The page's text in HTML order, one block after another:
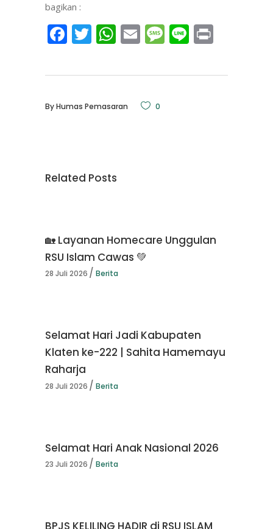
bagikan :
Facebook
Twitter
WhatsApp
EmailMessage
Line
ByHumas Pemasaran 0
Related Posts
🏡 Layanan Homecare Unggulan
RSU Islam Cawas 💚
28 Juli 2026 Berita
Selamat Hari Jadi Kabupaten
Klaten ke-222 | Sahita Hamemayu
Raharja
28 Juli 2026 Berita
Selamat Hari Anak Nasional 2026
23 Juli 2026 Berita